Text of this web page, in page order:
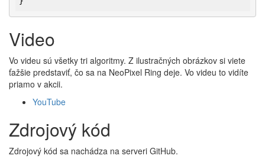
Video
Vo videu sú všetky tri algoritmy. Z ilustračných obrázkov si viete
ťažšie predstaviť, čo sa na NeoPixel Ring deje. Vo videu to vidíte
priamo v akcii.
YouTube
Zdrojový kód
Zdrojový kód sa nachádza na serveri GitHub.